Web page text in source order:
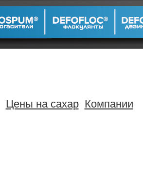
Цены на сахар Компании